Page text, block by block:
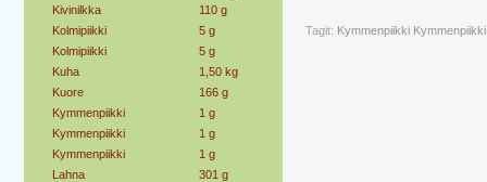
Kivinilkka
110 g
Kolmipiikki
5 g
Kolmipiikki
5 g
Kuha
1,50 kg
Kuore
166 g
Kymmenpiikki
1 g
Kymmenpiikki
1 g
Kymmenpiikki
1 g
Lahna
301 g
Tagit: Kymmenpiikki